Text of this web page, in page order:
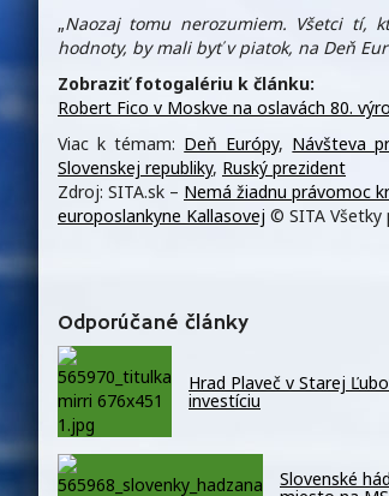
„Naozaj tomu nerozumiem. Všetci tí,
hodnoty, by mali byť v piatok, na Deň
Zobraziť fotogalériu k článku:
Robert Fico v Moskve na oslavách 80.
Viac k témam: Deň Európy, Návšteva
Slovenskej republiky, Ruský prezident
Zdroj: SITA.sk – Nemá žiadnu právomoc
europoslankyne Kallasovej © SITA Všetky
Odporúčané články
Hrad Plaveč v Starej
investíciu
Slovenské